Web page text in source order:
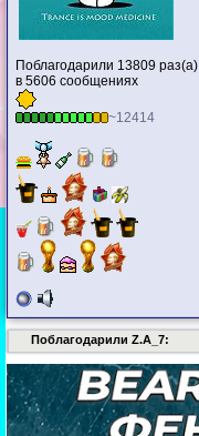
Поблагодарили 13809 раз(а)
в 5606 сообщениях
~12414
Поблагодарили Z.A_7: